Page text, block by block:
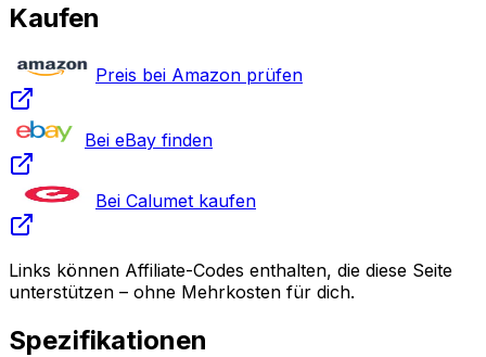
Kaufen
Preis bei Amazon prüfen
Bei eBay finden
Bei Calumet kaufen
Links können Affiliate-Codes enthalten, die diese Seite
unterstützen – ohne Mehrkosten für dich.
Spezifikationen